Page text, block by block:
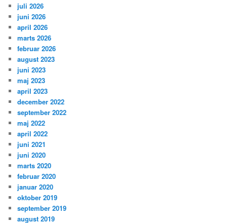
juli 2026
juni 2026
april 2026
marts 2026
februar 2026
august 2023
juni 2023
maj 2023
april 2023
december 2022
september 2022
maj 2022
april 2022
juni 2021
juni 2020
marts 2020
februar 2020
januar 2020
oktober 2019
september 2019
august 2019